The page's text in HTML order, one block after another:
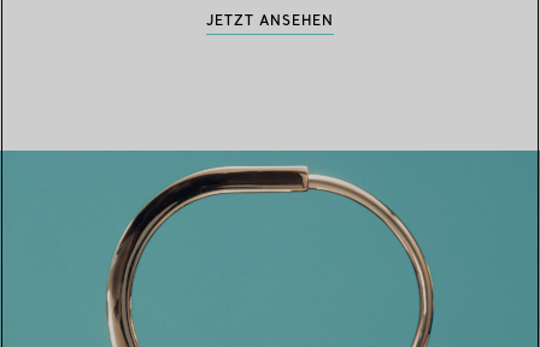
JETZT ANSEHEN